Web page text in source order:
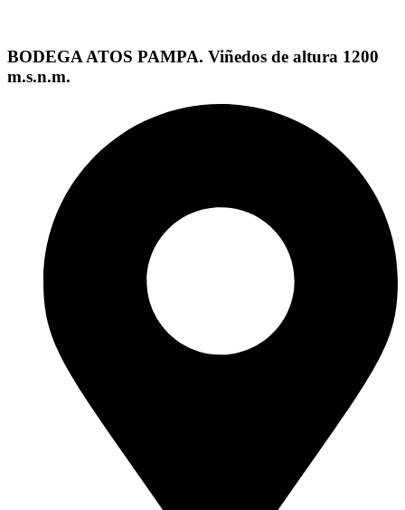
BODEGA ATOS PAMPA. Viñedos de altura 1200
m.s.n.m.